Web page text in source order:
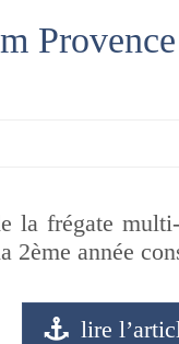
la frégate
2ème année
lire